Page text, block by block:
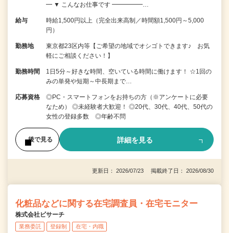
━ ▼ こんなお仕事です ━━━━━…
給与
時給1,500円以上（完全出来高制／時間額1,500円～5,000
円）
勤務地
東京都23区内等【ご希望の地域でオシゴトできます♪ お気
軽にご相談ください！】
勤務時間
1日5分～好きな時間、空いている時間に働けます！ ☆1回の
みの単発や短期～中長期まで…
応募資格
◎PC・スマートフォンをお持ちの方（※アンケートに必要
なため） ◎未経験者大歓迎！ ◎20代、30代、40代、50代の
女性の登録多数 ◎年齢不問
後で見る 詳細を見る
更新日： 2026/07/23 掲載終了日： 2026/08/30
化粧品などに関する在宅調査員・在宅モニター
株式会社ビサーチ
業務委託 登録制 在宅・内職